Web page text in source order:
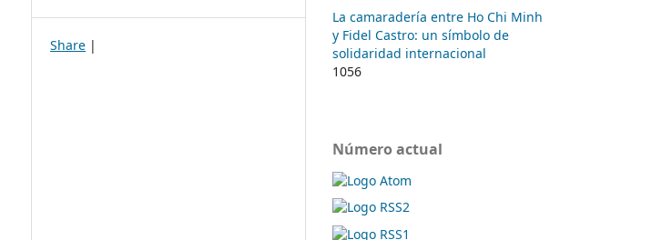
Share |
La camaradería entre Ho Chi Minh
y Fidel Castro: un símbolo de
solidaridad internacional
1056
Número actual